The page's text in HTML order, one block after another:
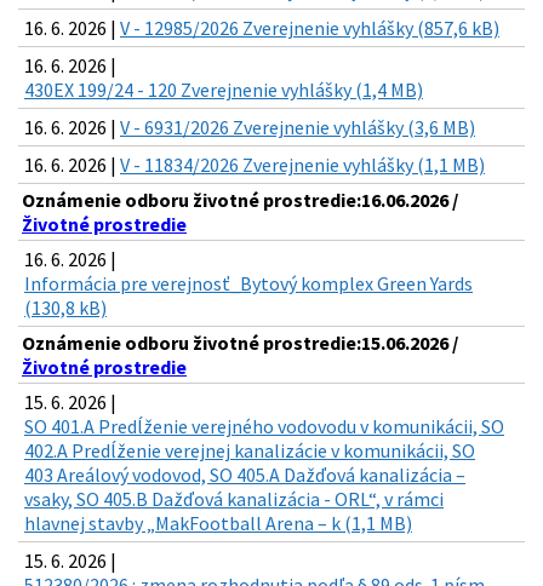
16. 6. 2026 | V - 12985/2026 Zverejnenie vyhlášky (857,6 kB)
16. 6. 2026 |
430EX 199/24 - 120 Zverejnenie vyhlášky (1,4 MB)
16. 6. 2026 | V - 6931/2026 Zverejnenie vyhlášky (3,6 MB)
16. 6. 2026 | V - 11834/2026 Zverejnenie vyhlášky (1,1 MB)
Oznámenie odboru životné prostredie:16.06.2026 /
Životné prostredie
16. 6. 2026 |
Informácia pre verejnosť_Bytový komplex Green Yards
(130,8 kB)
Oznámenie odboru životné prostredie:15.06.2026 /
Životné prostredie
15. 6. 2026 |
SO 401.A Predĺženie verejného vodovodu v komunikácii, SO
402.A Predĺženie verejnej kanalizácie v komunikácii, SO
403 Areálový vodovod, SO 405.A Dažďová kanalizácia –
vsaky, SO 405.B Dažďová kanalizácia - ORL“, v rámci
hlavnej stavby „MakFootball Arena – k (1,1 MB)
15. 6. 2026 |